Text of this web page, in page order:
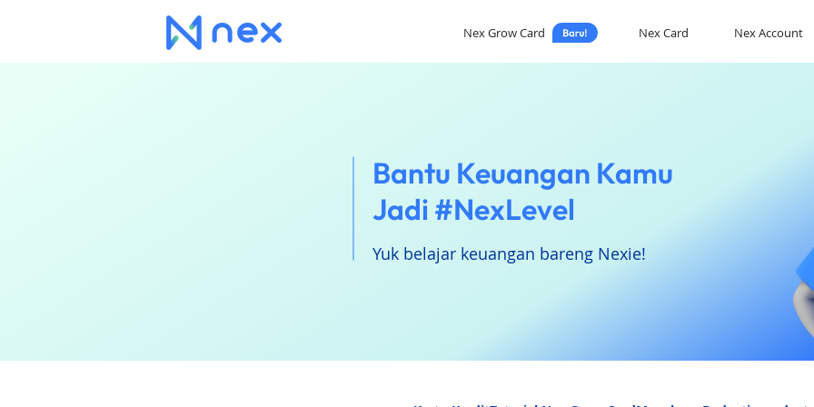
Nex Grow Card Nex Card Nex Account
Bantu Keuangan Kamu
Jadi #NexLevel
Yuk belajar keuangan bareng Nexie!